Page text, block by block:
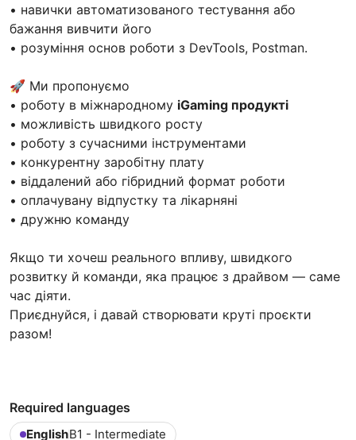
• навички автоматизованого тестування або
бажання вивчити його
• розуміння основ роботи з DevTools, Postman.
🚀 Ми пропонуємо
• роботу в міжнародному iGaming продукті
• можливість швидкого росту
• роботу з сучасними інструментами
• конкурентну заробітну плату
• віддалений або гібридний формат роботи
• оплачувану відпустку та лікарняні
• дружню команду
Якщо ти хочеш реального впливу, швидкого
розвитку й команди, яка працює з драйвом — саме
час діяти.
Приєднуйся, і давай створювати круті проєкти
разом!
Required languages
EnglishB1 - Intermediate